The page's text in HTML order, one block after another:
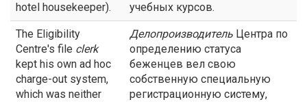
hotel housekeeper).
учебных курсов.
The Eligibility
Centre's file clerk
kept his own ad hoc
charge-out system,
which was neither
Делопроизводитель Центра по
определению статуса
беженцев вел свою
собственную специальную
регистрационную систему,